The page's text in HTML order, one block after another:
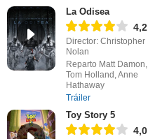
La Odisea
4,2
Director: Christopher
Nolan
Reparto Matt Damon,
Tom Holland, Anne
Hathaway
Tráiler
Toy Story 5
4,0